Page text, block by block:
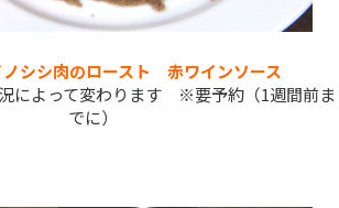
シシ肉のロースト 赤ワインソース
によって変わります ※要予約（1週間前ま
でに）